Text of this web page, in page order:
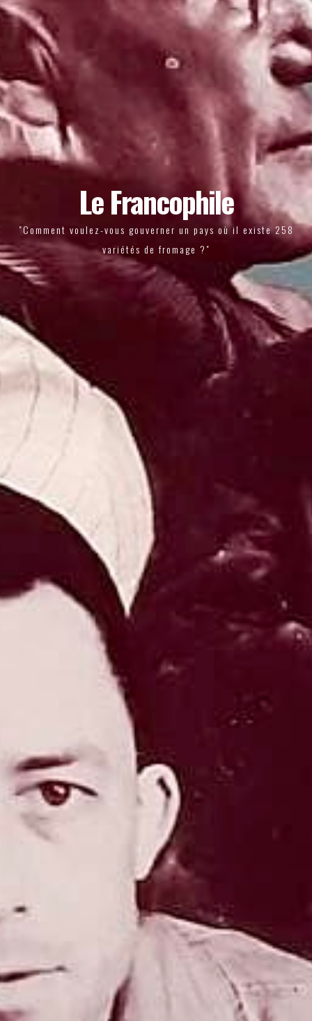
Le Francophile
"Comment voulez-vous gouverner un pays où il existe 258
variétés de fromage ?"